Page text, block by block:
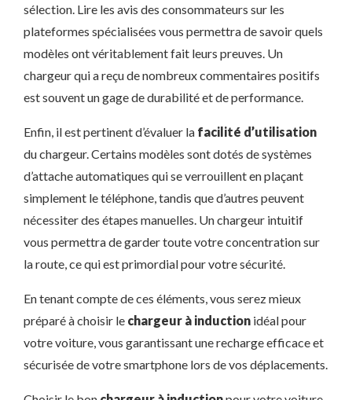
sélection. Lire les avis des consommateurs sur les
plateformes spécialisées vous permettra de savoir quels
modèles ont véritablement fait leurs preuves. Un
chargeur qui a reçu de nombreux commentaires positifs
est souvent un gage de durabilité et de performance.
Enfin, il est pertinent d’évaluer la facilité d’utilisation
du chargeur. Certains modèles sont dotés de systèmes
d’attache automatiques qui se verrouillent en plaçant
simplement le téléphone, tandis que d’autres peuvent
nécessiter des étapes manuelles. Un chargeur intuitif
vous permettra de garder toute votre concentration sur
la route, ce qui est primordial pour votre sécurité.
En tenant compte de ces éléments, vous serez mieux
préparé à choisir le chargeur à induction idéal pour
votre voiture, vous garantissant une recharge efficace et
sécurisée de votre smartphone lors de vos déplacements.